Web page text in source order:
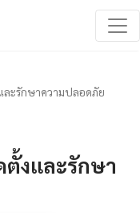
ละรักษาความปลอดภัย
ตั้งและรักษา